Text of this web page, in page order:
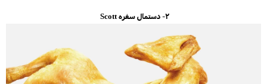
2- دستمال سفره Scott